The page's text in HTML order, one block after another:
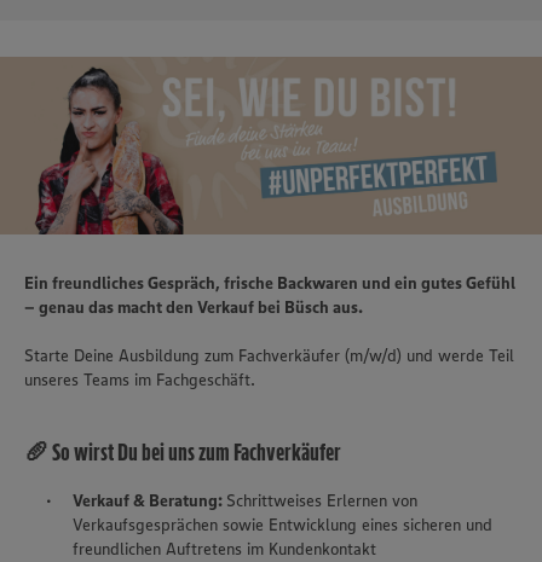
Ein freundliches Gespräch, frische Backwaren und ein gutes Gefühl
– genau das macht den Verkauf bei Büsch aus.
Starte Deine Ausbildung zum Fachverkäufer (m/w/d) und werde Teil
unseres Teams im Fachgeschäft.
🥖 So wirst Du bei uns zum Fachverkäufer
Verkauf & Beratung: Schrittweises Erlernen von
Verkaufsgesprächen sowie Entwicklung eines sicheren und
freundlichen Auftretens im Kundenkontakt